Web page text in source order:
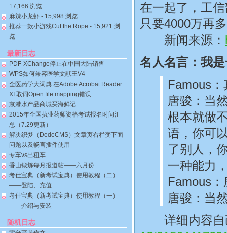
17,166 浏览
麻辣小龙虾 - 15,998 浏览
推荐一款小游戏Cut the Rope - 15,921 浏
览
最新日志
PDF-XChange停止在中国大陆销售
WPS如何兼容医学文献王V4
全医药学大词典 在Adobe Acrobat Reader
XI 取词Open file mapping错误
京港水产品商城买海鲜记
2015年全国执业药师资格考试报名时间汇
总（7.29更新）
解决织梦（DedeCMS）文章页右栏变下面
问题以及畅言插件使用
专车vs出租车
香山锻炼每月报道帖——六月份
考仕宝典（新考试宝典）使用教程（二）
——登陆、充值
考仕宝典（新考试宝典）使用教程（一）
——介绍与安装
随机日志
在一起了，工
只要4000万再
新闻来源：
名人名言：我
Famous
唐骏：当
根本就做
语，你可
了别人，
一种能力
Famous
唐骏：当
详细内容自